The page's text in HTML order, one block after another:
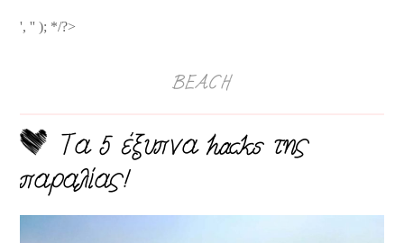
', '' ); */?>
BEACH
Τα 5 έξυπνα hacks της
παραλίας!